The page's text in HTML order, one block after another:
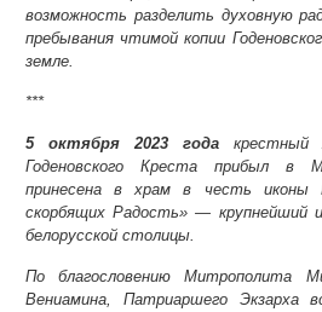
возможность разделить духовную
пребывания чтимой копии
земле.
***
5 октября 2023 годакрестный
Годеновского Креста прибыл в
принесена в храм в честь иконы
скорбящих Радость» — крупнейший
белорусской столицы.
По благословению Митрополита
Вениамина, Патриаршего Экзарха